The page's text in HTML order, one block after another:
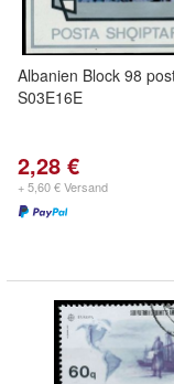
Albanien Block 98
S03E16E
2,28 €
+ 5,60 € Versand